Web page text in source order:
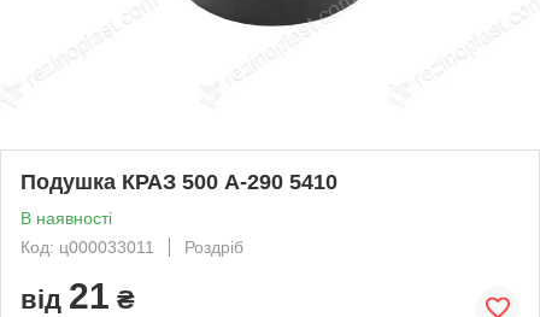
Подушка КРАЗ 500 А-290 5410
В наявності
Код: ц000033011
Роздріб
від 21 ₴